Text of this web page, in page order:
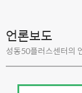
언론보도
성동50플러스센터의